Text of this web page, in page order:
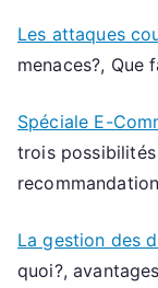
Les attaques
menaces?, Que
Spéciale E-
trois
La gestion des
quoi?,